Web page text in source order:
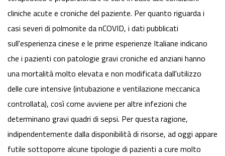
cliniche acute e croniche del paziente. Per quanto riguarda i
casi severi di polmonite da nCOVID, i dati pubblicati
sull'esperienza cinese e le prime esperienze Italiane indicano
che i pazienti con patologie gravi croniche ed anziani hanno
una mortalità molto elevata e non modificata dall'utilizzo
delle cure intensive (intubazione e ventilazione meccanica
controllata), così come avviene per altre infezioni che
determinano gravi quadri di sepsi. Per questa ragione,
indipendentemente dalla disponibilità di risorse, ad oggi appare
futile sottoporre alcune tipologie di pazienti a cure molto